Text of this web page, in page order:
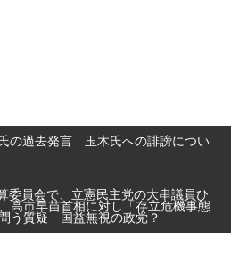
の過去発言 玉木氏への誹謗につい
委員会で、立憲民主党の大串議員ひ
高市早苗首相に対し「存立危機事態
う質疑 国益無視の政党？